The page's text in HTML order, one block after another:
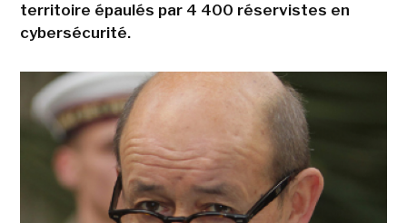
territoire épaulés par 4 400 réservistes en
cybersécurité.